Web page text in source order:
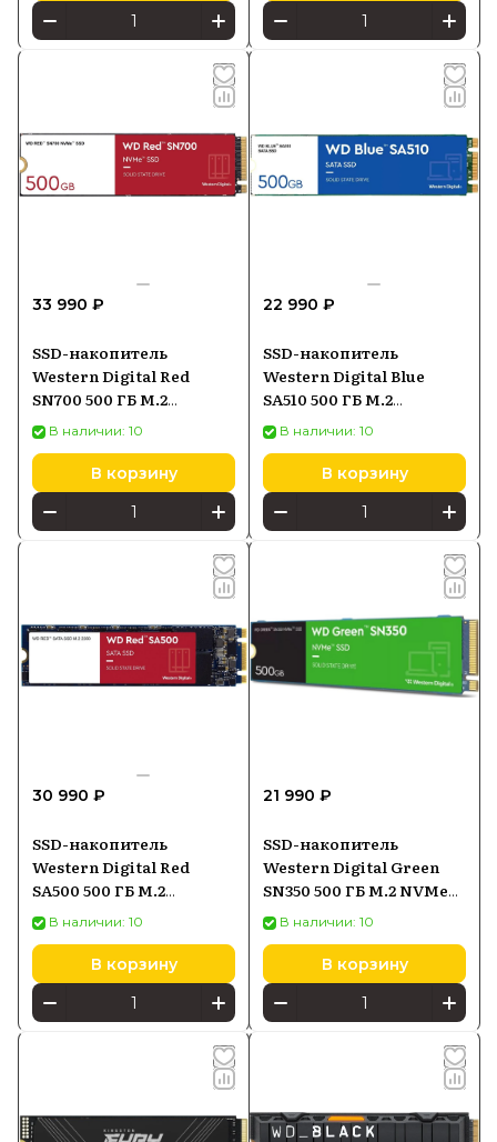
33 990 ₽
SSD-накопитель
Western Digital Red
SN700 500 ГБ M.2
(WDS500G1R0C)
В наличии: 10
В корзину
22 990 ₽
SSD-накопитель
Western Digital Blue
SA510 500 ГБ M.2
(WDS500G3B0B)
В наличии: 10
В корзину
30 990 ₽
SSD-накопитель
Western Digital Red
SA500 500 ГБ M.2
(WDS500G1R0B)
В наличии: 10
В корзину
21 990 ₽
SSD-накопитель
Western Digital Green
SN350 500 ГБ M.2 NVMe
(WDS500G2G0C)
В наличии: 10
В корзину